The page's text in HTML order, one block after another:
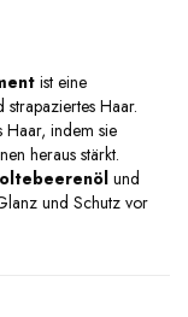
ist eine
Haar.
Haar, indem sie
heraus stärkt.
und
und Schutz vor